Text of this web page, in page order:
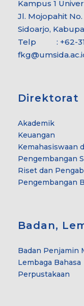
Kampus 1
Jl. Mojopahit
Sidoarjo,
Telp : +62-
Direktorat
Akademik
Keuangan
Kemahasiswaan
Pengembangan
Riset dan
Pengembangan
Badan,
Badan Penjamin
Lembaga Bahasa
Perpustakaan